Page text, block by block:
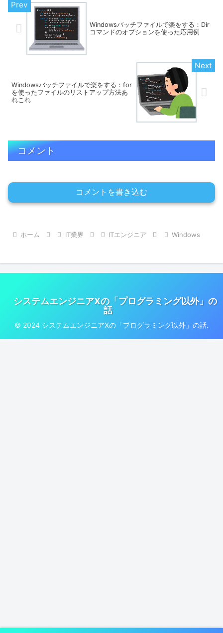
Windowsバッチファイルで楽をする：Dir
コマンドのオプションを使った応用例
Windowsバッチファイルで楽をする：for
を使ったファイルのリストアップ方法あ
れこれ
コメント
コメントを書き込む
ホーム IT業界 ITエンジニア Windows
システムエンジニアXの「プログラミング以外」の
話
© 2024 システムエンジニアXの「プログラミング以外」の話.